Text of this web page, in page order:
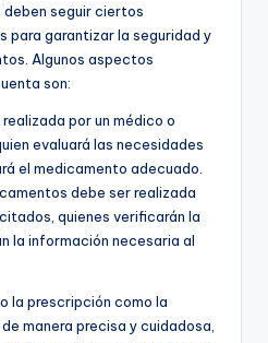
seguir ciertos
para garantizar la seguridad y
Algunos aspectos
son:
por un médico o
evaluará las necesidades
el medicamento adecuado.
debe ser realizada
quienes verificarán la
la información necesaria al
la prescripción como la
manera precisa y cuidadosa,